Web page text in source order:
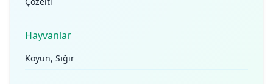
Hayvanlar
Koyun, Sığır